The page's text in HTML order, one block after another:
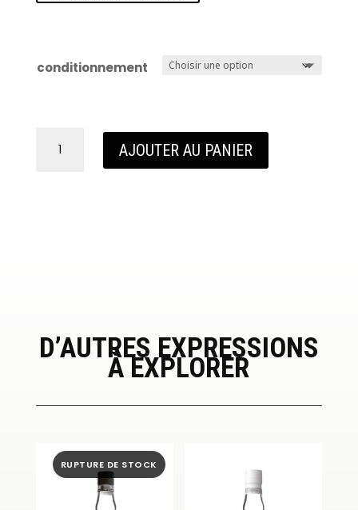
conditionnement
AJOUTER AU PANIER
D’AUTRES EXPRESSIONS
À EXPLORER